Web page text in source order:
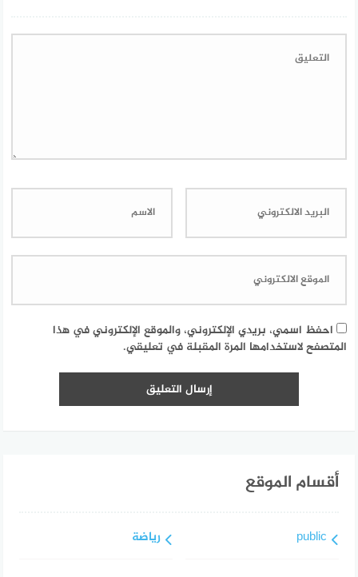
احفظ اسمي، بريدي الإلكتروني، والموقع الإلكتروني في هذا
المتصفح لاستخدامها المرة المقبلة في تعليقي.
أقسام الموقع
public رياضة